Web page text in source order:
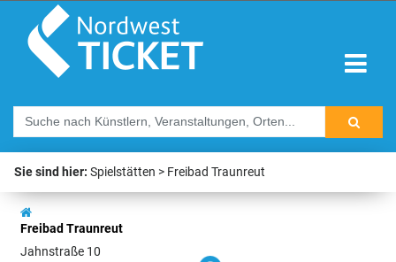
Sie sind hier: Spielstätten Freibad Traunreut
Freibad Traunreut
Jahnstraße 10